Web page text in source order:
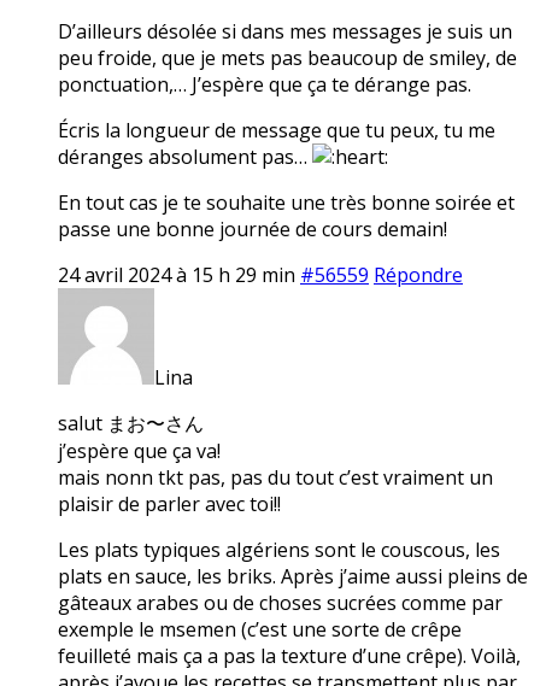
D’ailleurs désolée si dans mes messages je suis un
peu froide, que je mets pas beaucoup de smiley, de
ponctuation,… J’espère que ça te dérange pas.
Écris la longueur de message que tu peux, tu me
déranges absolument pas…
En tout cas je te souhaite une très bonne soirée et
passe une bonne journée de cours demain!
24 avril 2024 à 15 h 29 min #56559 Répondre
Lina
salut まお〜さん
j’espère que ça va!
mais nonn tkt pas, pas du tout c’est vraiment un
plaisir de parler avec toi!!
Les plats typiques algériens sont le couscous, les
plats en sauce, les briks. Après j’aime aussi pleins de
gâteaux arabes ou de choses sucrées comme par
exemple le msemen (c’est une sorte de crêpe
feuilleté mais ça a pas la texture d’une crêpe). Voilà,